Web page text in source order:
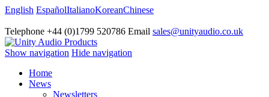
English EspañolItalianoKoreanChinese
Telephone +44 (0)1799 520786 Email sales@unityaudio.co.uk
Show navigation Hide navigation
Home
News
Newsletters